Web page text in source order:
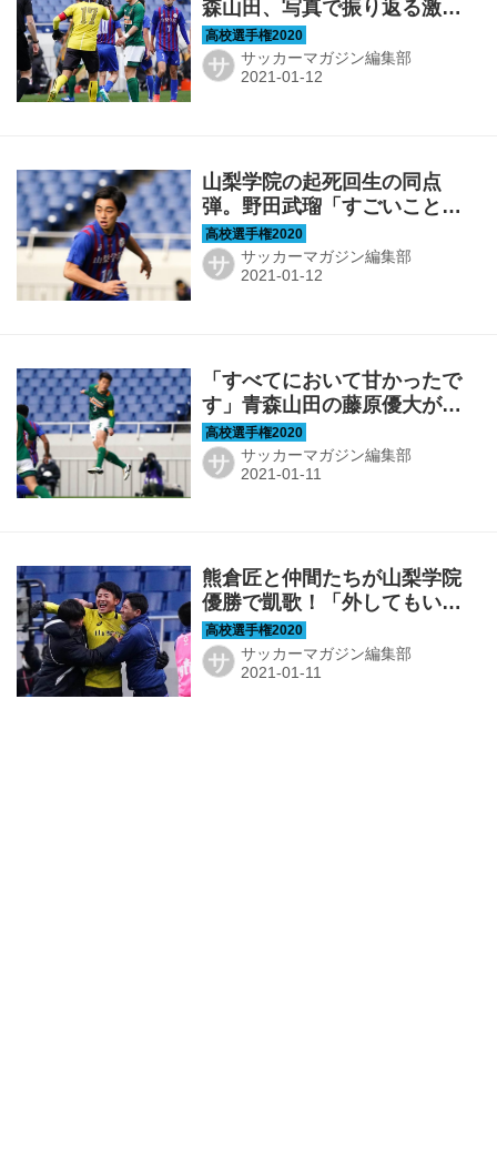
森山田、写真で振り返る激闘
のファイナル
サ サッカーマガジン編集部
山梨学院の起死回生の同点
弾。野田武瑠「すごいことを
成し遂げたんだなと」【選手
権ヒーローズ11】
サ サッカーマガジン編集部
「すべてにおいて甘かったで
す」青森山田の藤原優大が自
分を責めた日【選手権ヒーロ
ーズ10】
サ サッカーマガジン編集部
熊倉匠と仲間たちが山梨学院
優勝で凱歌！「外してもいい
ぞ、オレがいるからな」【選
手権ヒーローズ9】
サ サッカーマガジン編集部